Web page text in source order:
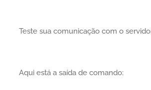
Teste sua comunicação com o
Aqui está a saída de comando: